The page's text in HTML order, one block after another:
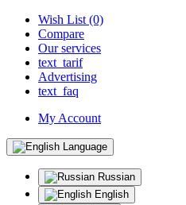
Wish List (0)
Compare
Our services
text_tarif
Advertising
text_faq
My Account
Language
Russian
English